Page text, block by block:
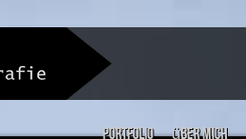
Portfolio über mich